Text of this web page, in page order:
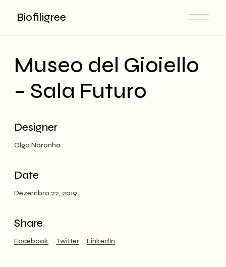
Biofiligree
Museo del Gioiello
– Sala Futuro
Designer
Olga Noronha
Date
Dezembro 22, 2019
Share
Facebook Twitter LinkedIn